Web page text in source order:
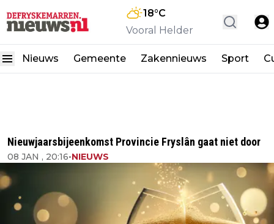
18°C
Vooral Helder
Nieuws Gemeente Zakennieuws Sport
Nieuwjaarsbijeenkomst Provincie Fryslân gaat niet door
08 JAN , 20:16•NIEUWS